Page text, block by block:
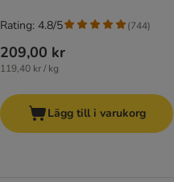
209,00 kr
119,40 kr / kg
Rating: 4.8/5 (744)
Lägg till i varukorg